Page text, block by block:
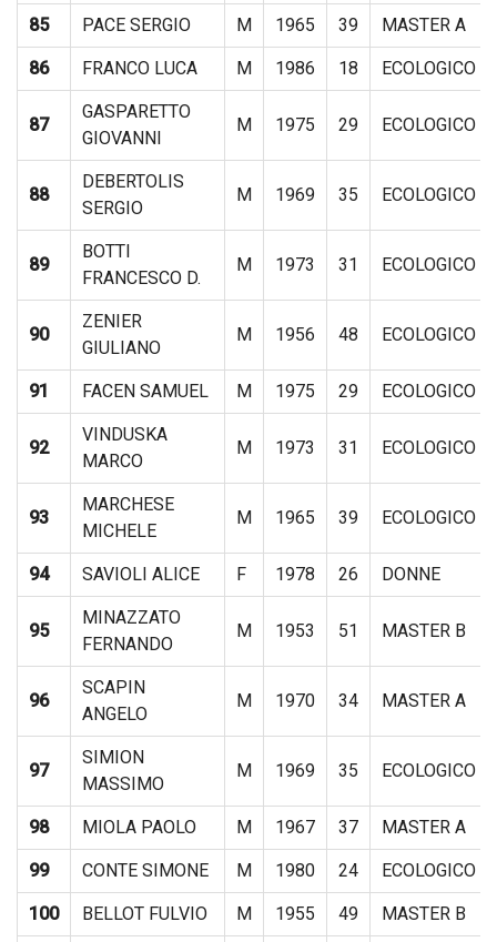
85 PACE SERGIO M 1965 39 MASTER A
86 FRANCO LUCA M 1986 18 ECOLOGICO
87
GASPARETTO
GIOVANNI
M 1975 29 ECOLOGICO
88
DEBERTOLIS
SERGIO
M 1969 35 ECOLOGICO
89
BOTTI
FRANCESCO D.
M 1973 31 ECOLOGICO
90
ZENIER
GIULIANO
M 1956 48 ECOLOGICO
91 FACEN SAMUEL M 1975 29 ECOLOGICO
92
VINDUSKA
MARCO
M 1973 31 ECOLOGICO
93
MARCHESE
MICHELE
M 1965 39 ECOLOGICO
94 SAVIOLI ALICE F 1978 26 DONNE
95
MINAZZATO
FERNANDO
M 1953 51 MASTER B
96
SCAPIN
ANGELO
M 1970 34 MASTER A
97
SIMION
MASSIMO
M 1969 35 ECOLOGICO
98 MIOLA PAOLO M 1967 37 MASTER A
99 CONTE SIMONE M 1980 24 ECOLOGICO
100 BELLOT FULVIO M 1955 49 MASTER B